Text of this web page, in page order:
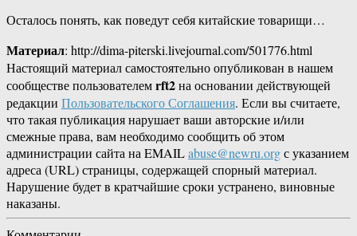
Осталось понять, как поведут себя китайские товарищи…
Материал: http://dima-piterski.livejournal.com/501776.html
Настоящий материал самостоятельно опубликован в нашем
сообществе пользователемrft2на основании действующей
редакции Пользовательского Соглашения. Если вы считаете,
что такая публикация нарушает ваши авторские и/или
смежные права, вам необходимо сообщить об этом
администрации сайта на EMAILabuse@newru.orgс указанием
адреса (URL) страницы, содержащей спорный материал.
Нарушение будет в кратчайшие сроки устранено, виновные
наказаны.